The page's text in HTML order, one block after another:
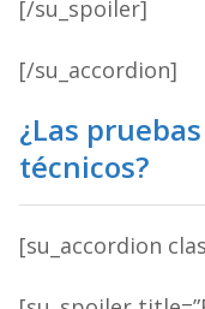
[/su_spoiler]
[/su_accordion]
¿Las
técnicos?
[su_accordion